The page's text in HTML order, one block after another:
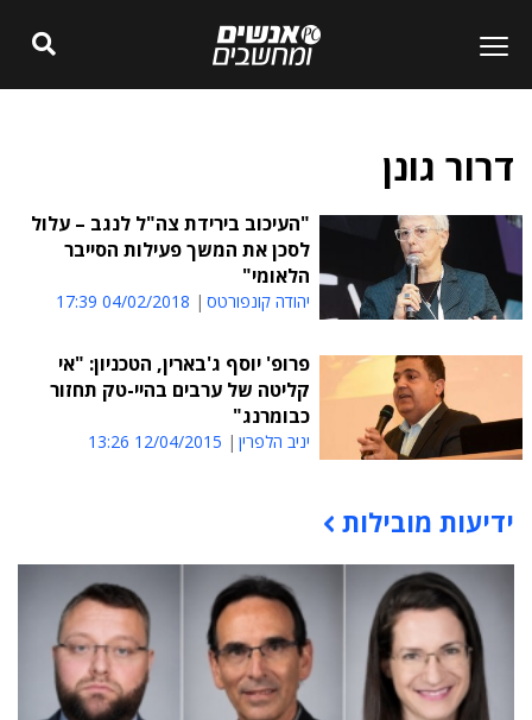
דרור גונן
"העיכוב בירידת צה"ל לנגב – עלול
לסכן את המשך פעילות הסייבר
הלאומי"
יהודה קונפורטס 04/02/2018 17:39
פרופ' יוסף ג'בארין, הטכניון: "אי
קליטה של ערבים בהיי-טק תחזור
כבומרנג"
יניב הלפרין 12/04/2015 13:26
תוכן פרסומי
ידיעות מובילות